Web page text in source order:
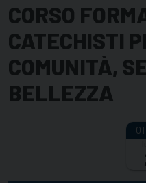
CORSO
CATECHISTI
COMUNITÀ,
BELLEZZA